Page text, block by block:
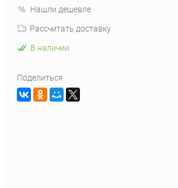
Нашли дешевле
Рассчитать доставку
В наличии
Поделиться